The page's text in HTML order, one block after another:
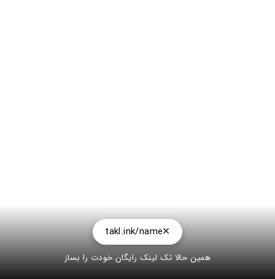
takl.ink/name
همین حالا تک لینک رایگان خودت را بساز